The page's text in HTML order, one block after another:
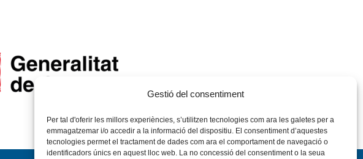
Gestió del consentiment
Per tal d'oferir les millors experiències, s’utilitzen tecnologies com ara les galetes per a
emmagatzemar i/o accedir a la informació del dispositiu. El consentiment d’aquestes
tecnologies permet el tractament de dades com ara el comportament de navegació o
identificadors únics en aquest lloc web. La no concessió del consentiment o la seua